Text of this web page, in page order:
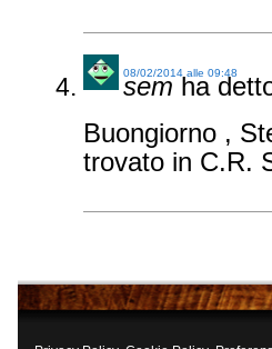
sem ha
08/02/2014 alle 09:48
Buongiorno ,
trovato in C.R.